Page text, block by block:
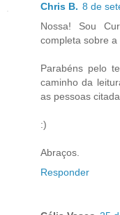
Chris B. 8 de
Nossa! Sou
completa sobre a
Parabéns pelo
caminho da
as pessoas
:)
Abraços.
Responder